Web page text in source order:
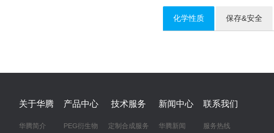
化学性质 保存&安全
关于华腾
华腾简介
产品中心
PEG衍生物
技术服务
定制合成服务
新闻中心
华腾新闻
联系我们
服务热线